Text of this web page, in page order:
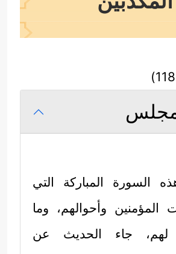
السورة المباركة التي
المؤمنين وأحوالهم، وما
لهم، جاء الحديث عن